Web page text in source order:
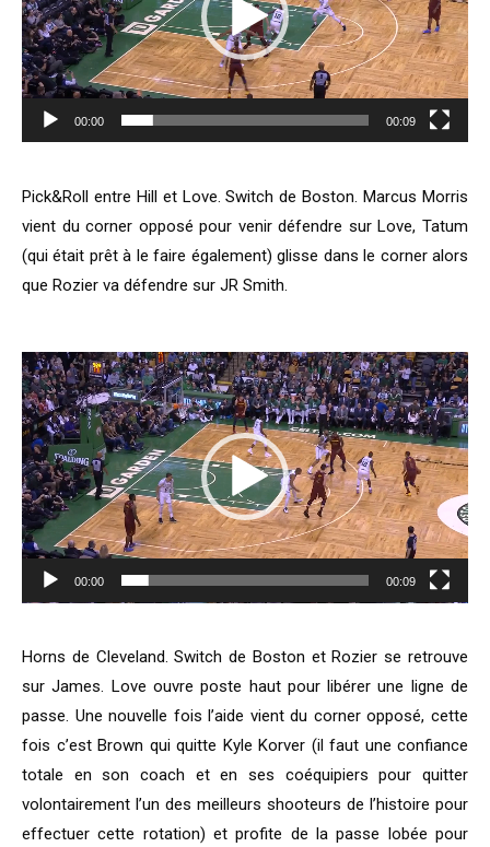
00:00 00:09
Pick&Roll entre Hill et Love. Switch de Boston. Marcus Morris
vient du corner opposé pour venir défendre sur Love, Tatum
(qui était prêt à le faire également) glisse dans le corner alors
que Rozier va défendre sur JR Smith.
Lecteur
vidéo
00:00 00:09
Horns de Cleveland. Switch de Boston et Rozier se retrouve
sur James. Love ouvre poste haut pour libérer une ligne de
passe. Une nouvelle fois l’aide vient du corner opposé, cette
fois c’est Brown qui quitte Kyle Korver (il faut une confiance
totale en son coach et en ses coéquipiers pour quitter
volontairement l’un des meilleurs shooteurs de l’histoire pour
effectuer cette rotation) et profite de la passe lobée pour